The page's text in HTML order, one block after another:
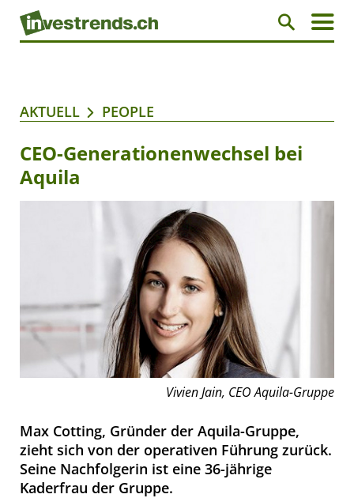
AKTUELL PEOPLE
CEO-Generationenwechsel bei
Aquila
Vivien Jain, CEO Aquila-Gruppe
Max Cotting, Gründer der Aquila-Gruppe,
zieht sich von der operativen Führung zurück.
Seine Nachfolgerin ist eine 36-jährige
Kaderfrau der Gruppe.